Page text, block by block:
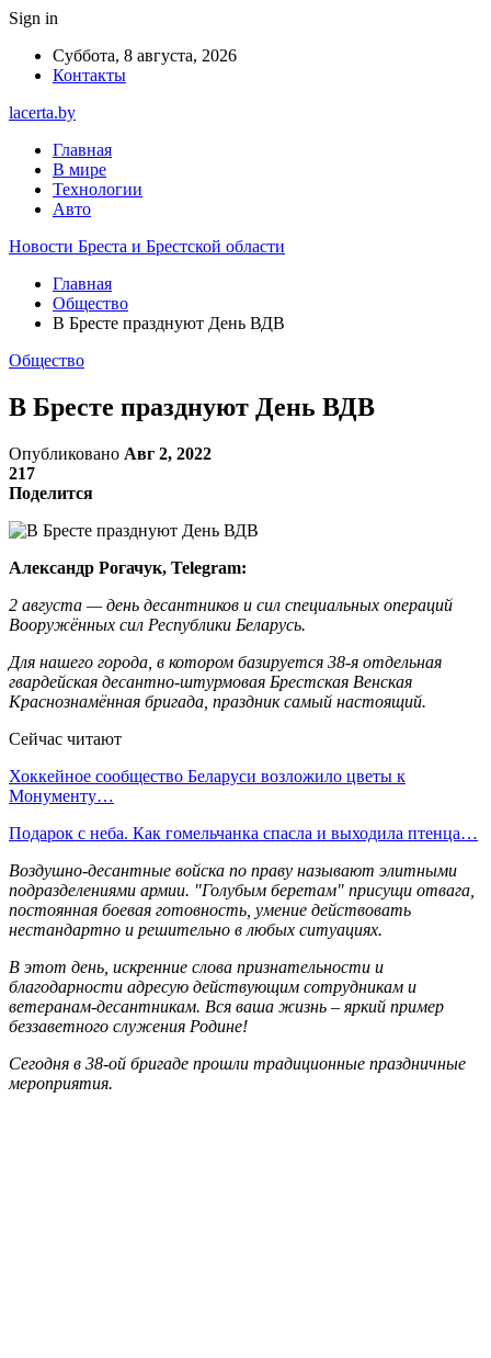
Sign in
Суббота, 8 августа, 2026
Контакты
lacerta.by
Главная
В мире
Технологии
Авто
Новости Бреста и Брестской области
Главная
Общество
В Бресте празднуют День ВДВ
Общество
В Бресте празднуют День ВДВ
Опубликовано Авг 2, 2022
217
Поделится
Александр Рогачук, Telegram:
2 августа — день десантников и сил специальных операций
Вооружённых сил Республики Беларусь.
Для нашего города, в котором базируется 38-я отдельная
гвардейская десантно-штурмовая Брестская Венская
Краснознамённая бригада, праздник самый настоящий.
Сейчас читают
Хоккейное сообщество Беларуси возложило цветы к
Монументу…
Подарок с неба. Как гомельчанка спасла и выходила птенца…
Воздушно-десантные войска по праву называют элитными
подразделениями армии. "Голубым беретам" присущи отвага,
постоянная боевая готовность, умение действовать
нестандартно и решительно в любых ситуациях.
В этот день, искренние слова признательности и
благодарности адресую действующим сотрудникам и
ветеранам-десантникам. Вся ваша жизнь – яркий пример
беззаветного служения Родине!
Сегодня в 38-ой бригаде прошли традиционные праздничные
мероприятия.